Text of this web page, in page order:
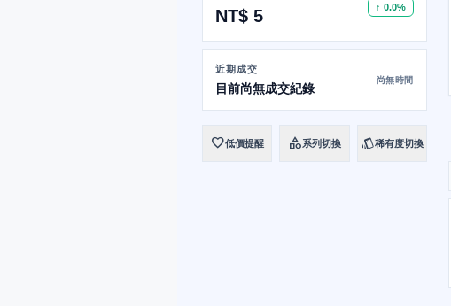
NT$ 5 ↑ 0.0%
近期成交
目前尚無成交紀錄
尚無時間
favorite低價提醒 category系列切換 style稀有度切換